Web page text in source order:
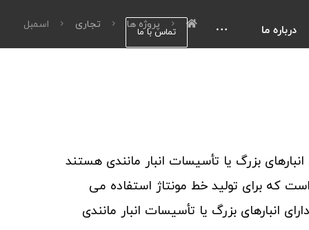
درباره ما تماس با ما
پروژه ها تجاری اسمبل
بزرگ یا تأسیسات انبار مانندی هستند
که برای تولید خط مونتاژ استفاده می
انبارهای بزرگ یا تأسیسات انبار مانندی